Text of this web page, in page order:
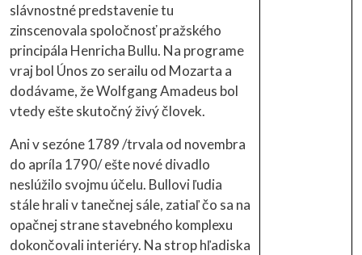
slávnostné predstavenie tu
zinscenovala spoločnosť pražského
principála Henricha Bullu. Na programe
vraj bol Únos zo serailu od Mozarta a
dodávame, že Wolfgang Amadeus bol
vtedy ešte skutočný živý človek.
Ani v sezóne 1789 /trvala od novembra
do apríla 1790/ ešte nové divadlo
neslúžilo svojmu účelu. Bullovi ľudia
stále hrali v tanečnej sále, zatiaľ čo sa na
opačnej strane stavebného komplexu
dokončovali interiéry. Na strop hľadiska